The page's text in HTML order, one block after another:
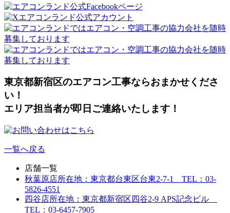
東京都新宿区のエアコン工事ならおまかせくださ
い！
エリア担当者が即日ご連絡いたします！
一覧へ戻る
店舗一覧
秋葉原店所在地：東京都台東区台東2-7-1 TEL：03-
5826-4551
四谷店所在地：東京都新宿区四谷2-9 APS記念ビル
TEL：03-6457-7905